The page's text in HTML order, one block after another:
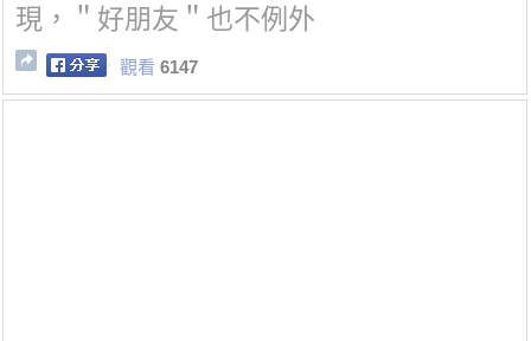
現，＂好朋友＂也不例外
觀看 6147